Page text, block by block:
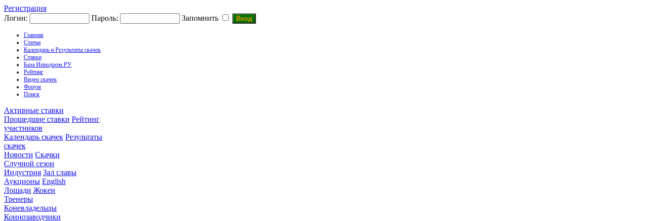
Регистрация
Логин:
Пароль: Запомнить
Главная
Статьи
Календарь и Результаты скачек
Ставки
База Ипподром.РУ
Рейтинг
Видео скачек
Форум
Поиск
Активные ставки
Прошедшие ставки Рейтинг
участников
Календарь скачек Результаты
скачек
Новости Скачки
Случной сезон
Индустрия Зал славы
Аукционы English
Лошади Жокеи
Тренеры
Коневладельцы
Коннозаводчики